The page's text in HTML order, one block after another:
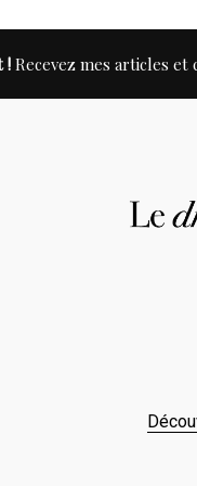
!Recevez mes articles et